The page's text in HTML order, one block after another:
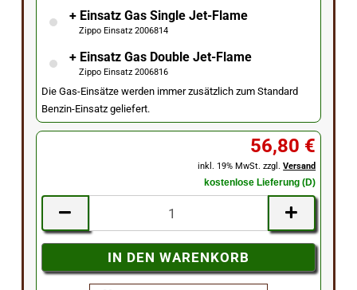
+ Einsatz Gas Single Jet-Flame
Zippo Einsatz 2006814
+ Einsatz Gas Double Jet-Flame
Zippo Einsatz 2006816
Die Gas-Einsätze werden immer zusätzlich zum Standard
Benzin-Einsatz geliefert.
56,80 €
inkl. 19% MwSt. zzgl.Versand
kostenlose Lieferung (D)